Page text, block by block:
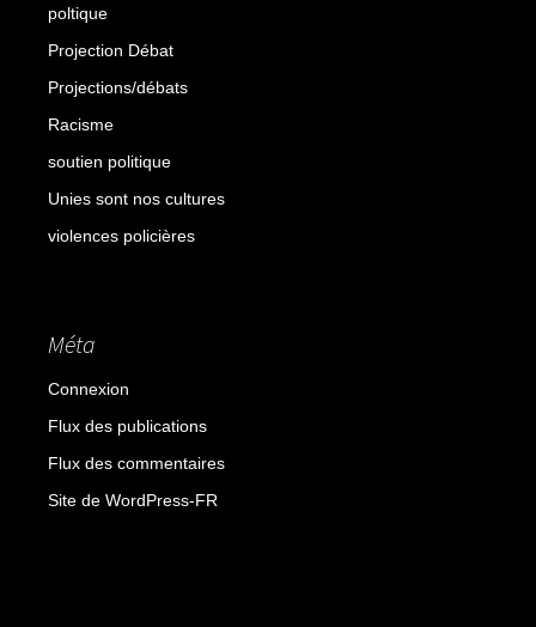
poltique
Projection Débat
Projections/débats
Racisme
soutien politique
Unies sont nos cultures
violences policières
Méta
Connexion
Flux des publications
Flux des commentaires
Site de WordPress-FR